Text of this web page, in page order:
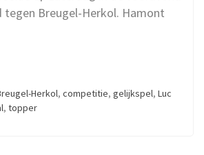
Breugel-Herkol. Hamont
Herkol, competitie, gelijkspel, Luc
, topper